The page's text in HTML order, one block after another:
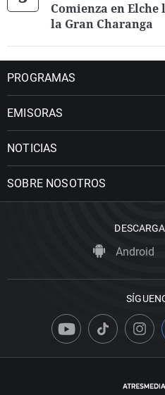
Comienza en
la Gran Charanga
PROGRAMAS
EMISORAS
NOTICIAS
SOBRE NOSOTROS
Android